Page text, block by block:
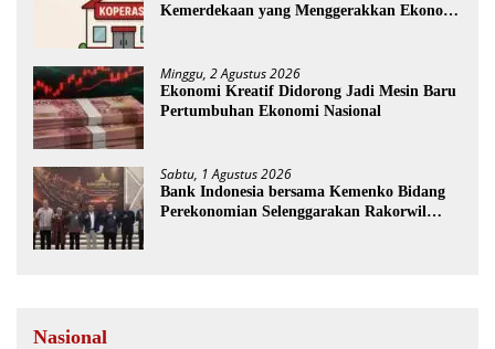
Kemerdekaan yang Menggerakkan Ekonomi
Minggu, 2 Agustus 2026
Ekonomi Kreatif Didorong Jadi Mesin Baru
Pertumbuhan Ekonomi Nasional
Sabtu, 1 Agustus 2026
Bank Indonesia bersama Kemenko Bidang
Perekonomian Selenggarakan Rakorwil
Nasional